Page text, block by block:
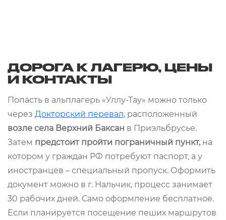
ДОРОГА К ЛАГЕРЮ, ЦЕНЫ
И КОНТАКТЫ
Попасть в альплагерь «Уллу-Тау» можно только
через Докторский перевал, расположенный
возле села Верхний Баксан в Приэльбрусье.
Затем предстоит пройти пограничный пункт,на
котором у граждан РФ потребуют паспорт, а у
иностранцев – специальный пропуск. Оформить
документ можно в г. Нальчик, процесс занимает
30 рабочих дней. Само оформление бесплатное.
Если планируется посещение пеших маршрутов